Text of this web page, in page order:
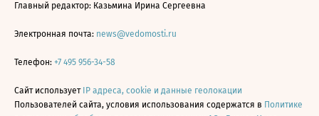
Главный редактор: Казьмина Ирина Сергеевна
Электронная почта: news@vedomosti.ru
Телефон: +7 495 956-34-58
Сайт использует IP адреса, cookie и данные геолокации
Пользователей сайта, условия использования содержатся в Политике